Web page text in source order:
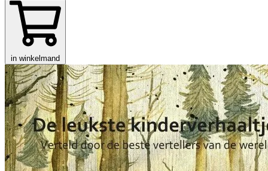
in winkelmand